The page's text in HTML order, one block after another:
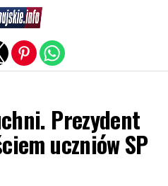
Prezydent
uczniów SP
version